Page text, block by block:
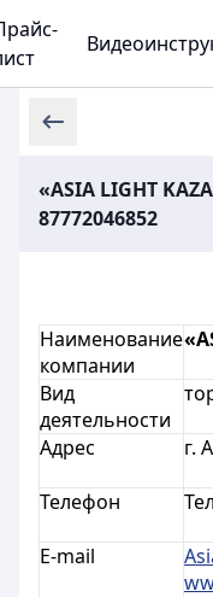
«ASIA LIGHT
87772046852
Наименование
компании
Вид
деятельности
Адрес г.
Телефон
E-mail